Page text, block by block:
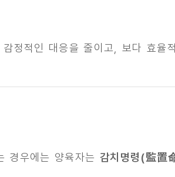
정적인 대응을 줄이고, 보다 효율
경우에는 양육자는 감치명령(監置